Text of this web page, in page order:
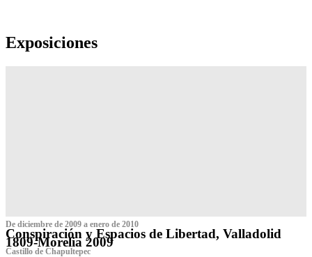
Exposiciones
De diciembre de 2009 a enero de 2010
Conspiración y Espacios de Libertad, Valladolid
1809-Morelia 2009
Castillo de Chapultepec